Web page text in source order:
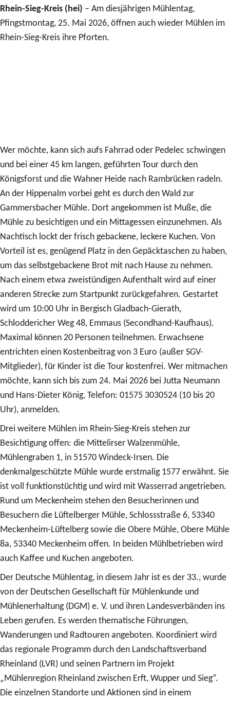
Rhein-Sieg-Kreis (hei) – Am diesjährigen Mühlentag,
Pfingstmontag, 25. Mai 2026, öffnen auch wieder Mühlen im
Rhein-Sieg-Kreis ihre Pforten.
Wer möchte, kann sich aufs Fahrrad oder Pedelec schwingen
und bei einer 45 km langen, geführten Tour durch den
Königsforst und die Wahner Heide nach Rambrücken radeln.
An der Hippenalm vorbei geht es durch den Wald zur
Gammersbacher Mühle. Dort angekommen ist Muße, die
Mühle zu besichtigen und ein Mittagessen einzunehmen. Als
Nachtisch lockt der frisch gebackene, leckere Kuchen. Von
Vorteil ist es, genügend Platz in den Gepäcktaschen zu haben,
um das selbstgebackene Brot mit nach Hause zu nehmen.
Nach einem etwa zweistündigen Aufenthalt wird auf einer
anderen Strecke zum Startpunkt zurückgefahren. Gestartet
wird um 10:00 Uhr in Bergisch Gladbach-Gierath,
Schloddericher Weg 48, Emmaus (Secondhand-Kaufhaus).
Maximal können 20 Personen teilnehmen. Erwachsene
entrichten einen Kostenbeitrag von 3 Euro (außer SGV-
Mitglieder), für Kinder ist die Tour kostenfrei. Wer mitmachen
möchte, kann sich bis zum 24. Mai 2026 bei Jutta Neumann
und Hans-Dieter König, Telefon: 01575 3030524 (10 bis 20
Uhr), anmelden.
Drei weitere Mühlen im Rhein-Sieg-Kreis stehen zur
Besichtigung offen: die Mittelirser Walzenmühle,
Mühlengraben 1, in 51570 Windeck-Irsen. Die
denkmalgeschützte Mühle wurde erstmalig 1577 erwähnt. Sie
ist voll funktionstüchtig und wird mit Wasserrad angetrieben.
Rund um Meckenheim stehen den Besucherinnen und
Besuchern die Lüftelberger Mühle, Schlossstraße 6, 53340
Meckenheim-Lüftelberg sowie die Obere Mühle, Obere Mühle
8a, 53340 Meckenheim offen. In beiden Mühlbetrieben wird
auch Kaffee und Kuchen angeboten.
Der Deutsche Mühlentag, in diesem Jahr ist es der 33., wurde
von der Deutschen Gesellschaft für Mühlenkunde und
Mühlenerhaltung (DGM) e. V. und ihren Landesverbänden ins
Leben gerufen. Es werden thematische Führungen,
Wanderungen und Radtouren angeboten. Koordiniert wird
das regionale Programm durch den Landschaftsverband
Rheinland (LVR) und seinen Partnern im Projekt
„Mühlenregion Rheinland zwischen Erft, Wupper und Sieg“.
Die einzelnen Standorte und Aktionen sind in einem